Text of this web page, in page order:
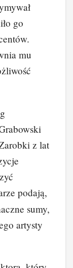
go
mu
z lat
podają,
sumy,
artysty